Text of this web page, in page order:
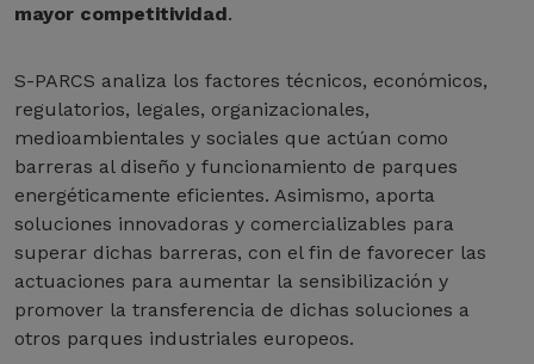
mayor competitividad.
S-PARCS analiza los factores técnicos, económicos,
regulatorios, legales, organizacionales,
medioambientales y sociales que actúan como
barreras al diseño y funcionamiento de parques
energéticamente eficientes. Asimismo, aporta
soluciones innovadoras y comercializables para
superar dichas barreras, con el fin de favorecer las
actuaciones para aumentar la sensibilización y
promover la transferencia de dichas soluciones a
otros parques industriales europeos.